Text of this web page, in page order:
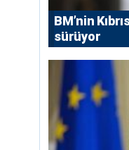
BM’nin
sürüyor